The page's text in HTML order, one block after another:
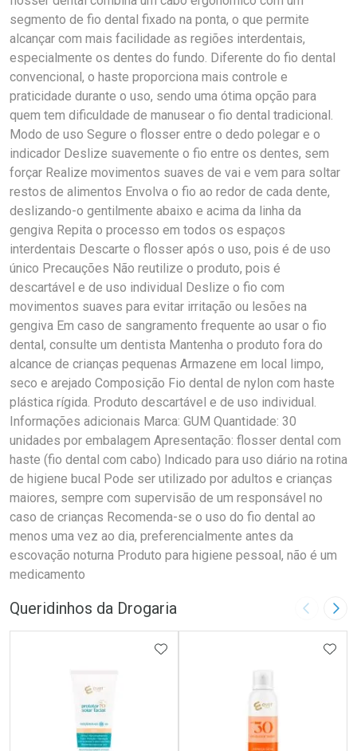
segmento de fio dental fixado na ponta, o que permite
alcançar com mais facilidade as regiões interdentais,
especialmente os dentes do fundo. Diferente do fio dental
convencional, o haste proporciona mais controle e
praticidade durante o uso, sendo uma ótima opção para
quem tem dificuldade de manusear o fio dental tradicional.
Modo de uso Segure o flosser entre o dedo polegar e o
indicador Deslize suavemente o fio entre os dentes, sem
forçar Realize movimentos suaves de vai e vem para soltar
restos de alimentos Envolva o fio ao redor de cada dente,
deslizando-o gentilmente abaixo e acima da linha da
gengiva Repita o processo em todos os espaços
interdentais Descarte o flosser após o uso, pois é de uso
único Precauções Não reutilize o produto, pois é
descartável e de uso individual Deslize o fio com
movimentos suaves para evitar irritação ou lesões na
gengiva Em caso de sangramento frequente ao usar o fio
dental, consulte um dentista Mantenha o produto fora do
alcance de crianças pequenas Armazene em local limpo,
seco e arejado Composição Fio dental de nylon com haste
plástica rígida. Produto descartável e de uso individual.
Informações adicionais Marca: GUM Quantidade: 30
unidades por embalagem Apresentação: flosser dental com
haste (fio dental com cabo) Indicado para uso diário na rotina
de higiene bucal Pode ser utilizado por adultos e crianças
maiores, sempre com supervisão de um responsável no
caso de crianças Recomenda-se o uso do fio dental ao
menos uma vez ao dia, preferencialmente antes da
escovação noturna Produto para higiene pessoal, não é um
medicamento
Queridinhos da Drogaria Imagem
ADICIONAR AOS FAVORITOS